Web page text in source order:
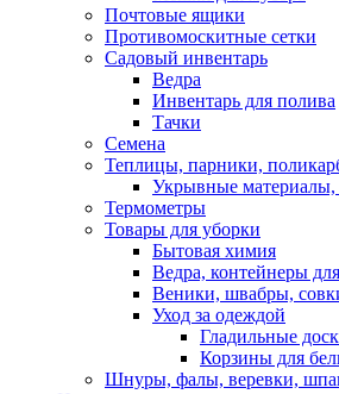
Почтовые ящики
Противомоскитные сетки
Садовый инвентарь
Ведра
Инвентарь для полива
Тачки
Семена
Теплицы, парники,
Укрывные материалы,
Термометры
Товары для уборки
Бытовая химия
Ведра, контейнеры
Веники, швабры,
Уход за одеждой
Гладильные
Корзины для
Шнуры, фалы, веревки,